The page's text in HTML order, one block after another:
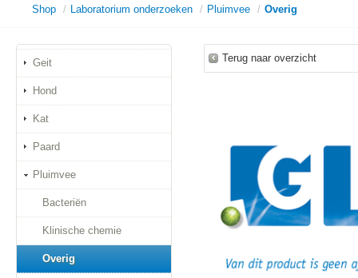
Shop / Laboratorium onderzoeken / Pluimvee / Overig
Geit
Hond
Kat
Paard
Pluimvee
Bacteriën
Klinische chemie
Overig
Terug naar overzicht